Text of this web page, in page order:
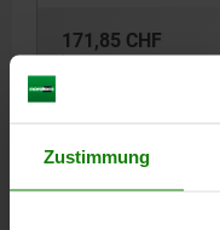
Zustimmung
171,85 CHF
hors TVA
05750-01